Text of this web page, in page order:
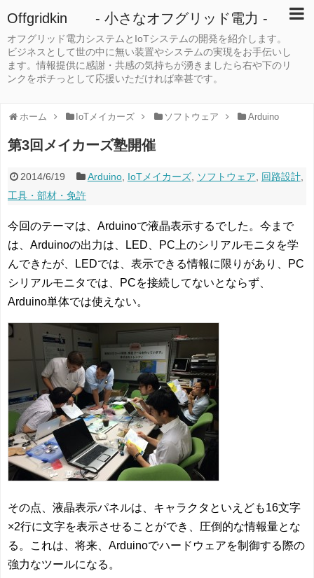
Offgridkin - 小さなオフグリッド電力 -
オフグリッド電力システムとIoTシステムの開発を紹介します。
ビジネスとして世の中に無い装置やシステムの実現をお手伝いし
ます。情報提供に感謝・共感の気持ちが湧きましたら右や下のリ
ンクをポチっとして応援いただければ幸甚です。
ホーム IoTメイカーズ ソフトウェア Arduino
第3回メイカーズ塾開催
2014/6/19 Arduino, IoTメイカーズ, ソフトウェア 回路設計,
工具・部材・免許
今回のテーマは、Arduinoで液晶表示するでした。今まで
は、Arduinoの出力は、LED、PC上のシリアルモニタを学
んできたが、LEDでは、表示できる情報に限りがあり、PC
シリアルモニタでは、PCを接続してないとならず、
Arduino単体では使えない。
その点、液晶表示パネルは、キャラクタといえども16文字
×2行に文字を表示させることができ、圧倒的な情報量とな
る。これは、将来、Arduinoでハードウェアを制御する際の
強力なツールになる。